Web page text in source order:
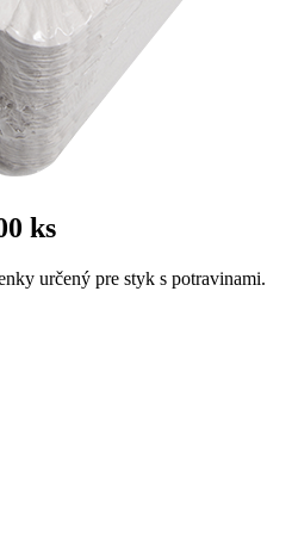
ks
určený pre styk s potravinami.